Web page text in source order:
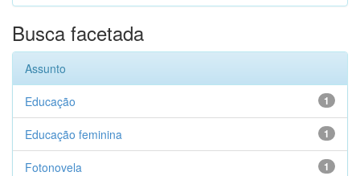
Busca facetada
Assunto
1
Educação
1
Educação feminina
1
Fotonovela